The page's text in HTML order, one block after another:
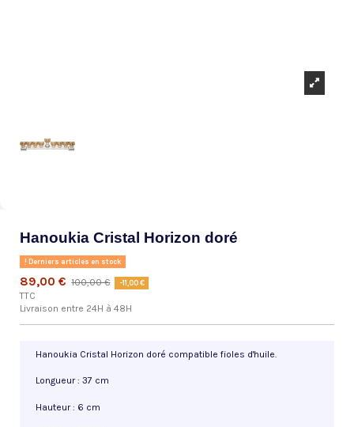
Hanoukia Cristal Horizon doré
Derniers articles en stock
89,00 € 100,00 € -11,00 €
TTC
Livraison entre 24H à 48H
Hanoukia Cristal Horizon doré compatible fioles d'huile.
Longueur : 37 cm
Hauteur : 6 cm